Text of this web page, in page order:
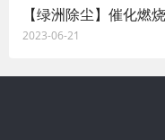
【绿洲除尘】催化燃
2023-06-21